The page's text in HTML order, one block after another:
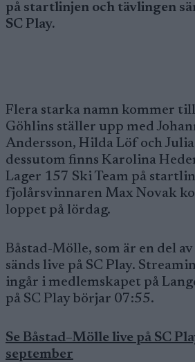
på startlinjen och tävlingen
SC Play.
Flera starka namn kommer
Göhlins ställer upp med
Andersson, Hilda Löf och
dessutom finns Karolina
Lager 157 Ski Team på
fjolårsvinnaren Max Novak
loppet på lördag.
Båstad-Mölle, som är en del
sänds live på SC Play.
ingår i medlemskapet på
på SC Play börjar 07:55.
Se Båstad–Mölle live på SC
september